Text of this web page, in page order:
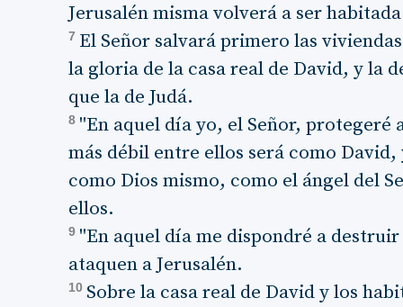
Jerusalén misma volverá a ser
7 El Señor salvará primero las
la gloria de la casa real de David, y la
que la de Judá.
8 "En aquel día yo, el Señor, protegeré
más débil entre ellos será como David,
como Dios mismo, como el ángel del
ellos.
9 "En aquel día me dispondré a
ataquen a Jerusalén.
10 Sobre la casa real de David y los